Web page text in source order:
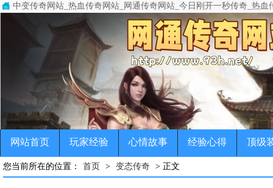
中变传奇网站_热血传奇网站_网通传奇网站_今日刚开一秒传奇_热血
中变传奇网站(www.93h.net)专注于变态传奇,超级变态传奇,超变态传
传奇，变态传奇，单职业传奇，超变传奇，宠物传奇，微变传奇，公益
网站首页 玩家经验 心情故事 经验心得 顶级
您当前所在的位置： 首页 > 变态传奇 > 正文